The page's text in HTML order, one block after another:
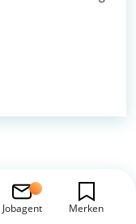
Jobagent Merken